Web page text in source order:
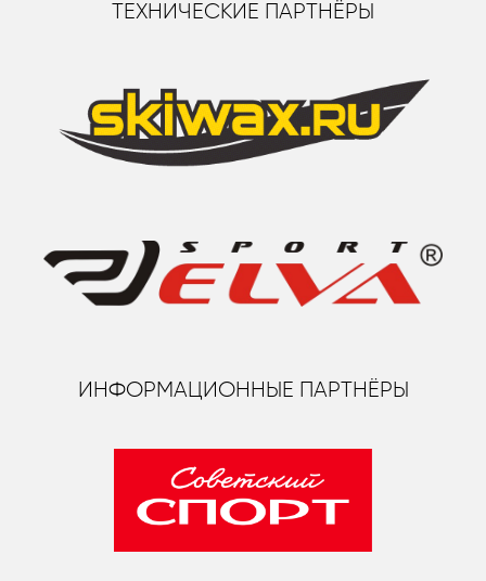
ТЕХНИЧЕСКИЕ ПАРТНЁРЫ
ИНФОРМАЦИОННЫЕ ПАРТНЁРЫ